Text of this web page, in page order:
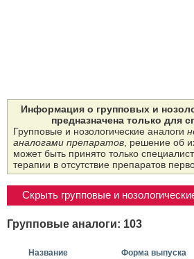
Информация о групповых и
предназначена только для
Групповые и нозологические аналоги
аналогами препаратов, решение об
может быть принято только
терапии в отсутствие препаратов
Скрыть групповые и
Групповые аналоги: 103
Название Форма выпуска